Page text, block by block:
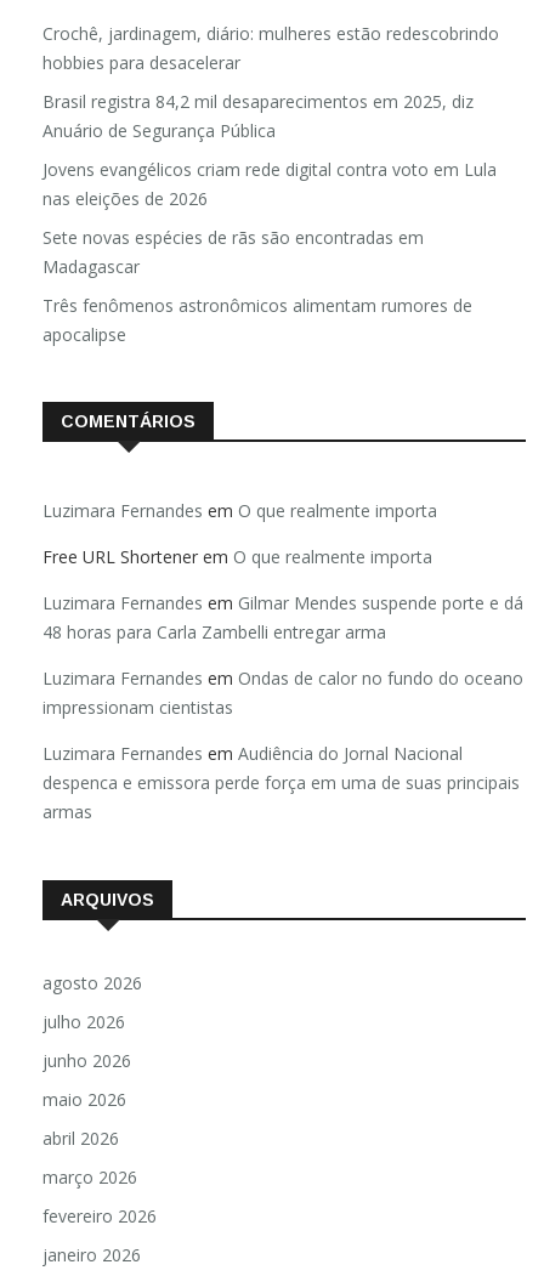
Crochê, jardinagem, diário: mulheres estão redescobrindo
hobbies para desacelerar
Brasil registra 84,2 mil desaparecimentos em 2025, diz
Anuário de Segurança Pública
Jovens evangélicos criam rede digital contra voto em Lula
nas eleições de 2026
Sete novas espécies de rãs são encontradas em
Madagascar
Três fenômenos astronômicos alimentam rumores de
apocalipse
COMENTÁRIOS
Luzimara Fernandes em O que realmente importa
Free URL Shortener em O que realmente importa
Luzimara Fernandes em Gilmar Mendes suspende porte e dá
48 horas para Carla Zambelli entregar arma
Luzimara Fernandes em Ondas de calor no fundo do oceano
impressionam cientistas
Luzimara Fernandes em Audiência do Jornal Nacional
despenca e emissora perde força em uma de suas principais
armas
ARQUIVOS
agosto 2026
julho 2026
junho 2026
maio 2026
abril 2026
março 2026
fevereiro 2026
janeiro 2026